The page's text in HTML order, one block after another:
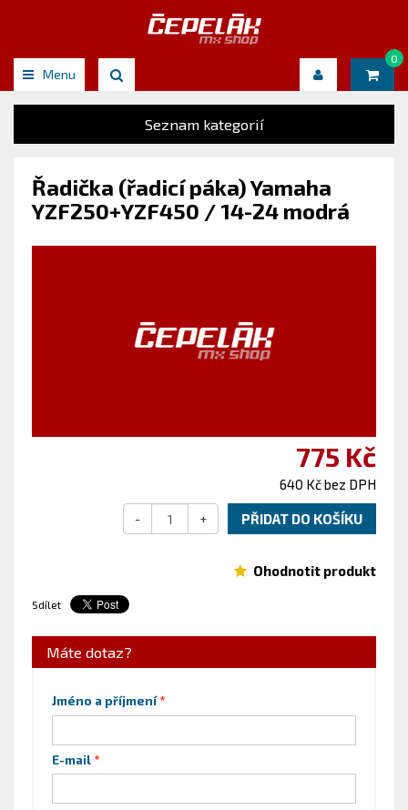
Menu
0
Seznam kategorií
Řadička (řadicí páka) Yamaha
YZF250+YZF450 / 14-24 modrá
775 Kč
640 Kč bez DPH
PŘIDAT DO KOŠÍKU
- +
Ohodnotit produkt
Sdílet
Máte dotaz?
Jméno a příjmení
E-mail